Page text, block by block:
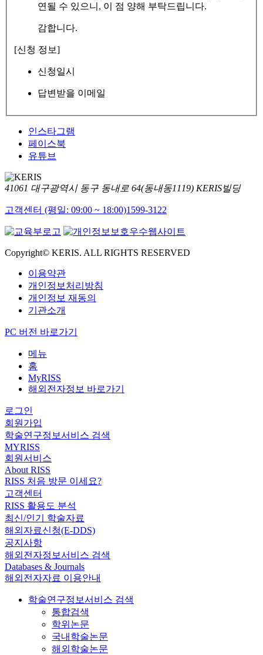
연될 수 있으니, 이 점 양해 부탁드립니다.
감합니다.
[신청 정보]
신청일시
답변받을 이메일
인스타그램
페이스북
유튜브
41061 대구광역시 동구 동내로 64(동내동1119) KERIS빌딩
고객센터 (평일: 09:00 ~ 18:00)1599-3122
Copyright© KERIS. ALL RIGHTS RESERVED
이용약관
개인정보처리방침
개인정보 재동의
기관소개
PC 버전 바로가기
메뉴
홈
MyRISS
해외전자정보 바로가기
로그인
회원가입
학술연구정보서비스 검색
MYRISS
회원서비스
About RISS
RISS 처음 방문 이세요?
고객센터
RISS 활용도 분석
최신/인기 학술자료
해외자료신청(E-DDS)
공지사항
해외전자정보서비스 검색
Databases & Journals
해외전자자료 이용안내
학술연구정보서비스 검색
통합검색
학위논문
국내학술논문
해외학술논문